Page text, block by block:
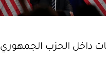
داخل الحزب الجمهوري